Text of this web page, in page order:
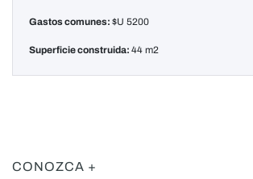
Gastos comunes: $U 5200
Superficie construida: 44 m2
CONOZCA +